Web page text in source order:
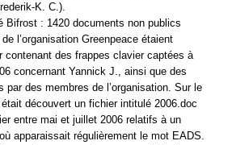
K. C.).
Bifrost : 1420 documents non publics
l’organisation Greenpeace étaient
contenant des frappes clavier captées à
concernant Yannick J., ainsi que des
par des membres de l’organisation. Sur le
découvert un fichier intitulé 2006.doc
entre mai et juillet 2006 relatifs à un
apparaissait régulièrement le mot EADS.